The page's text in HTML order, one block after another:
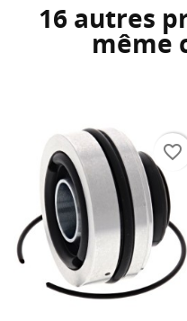
16 autres
même
favorite_border